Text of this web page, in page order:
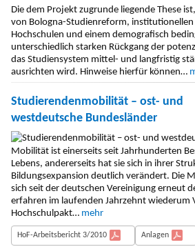
Studienkapazität (2011-2012)
Die dem Projekt zugrunde liegende These
von Bologna-Studienreform, institutionellen
Hochschulen und einem demografisch
unterschiedlich starken Rückgang der
das Studiensystem mittel- und langfristig
ausrichten wird. Hinweise hierfür können…
Studierendenmobilität – ost- und
westdeutsche Bundesländer
Mobilität ist einerseits seit Jahrhunderten
Lebens, andererseits hat sie sich in ihrer
Bildungsexpansion deutlich verändert. Die
sich seit der deutschen Vereinigung erneut
erfahren im laufenden Jahrzehnt wiederum
Hochschulpakt… mehr
HoF-Arbeitsbericht 3/2010 Anlagen